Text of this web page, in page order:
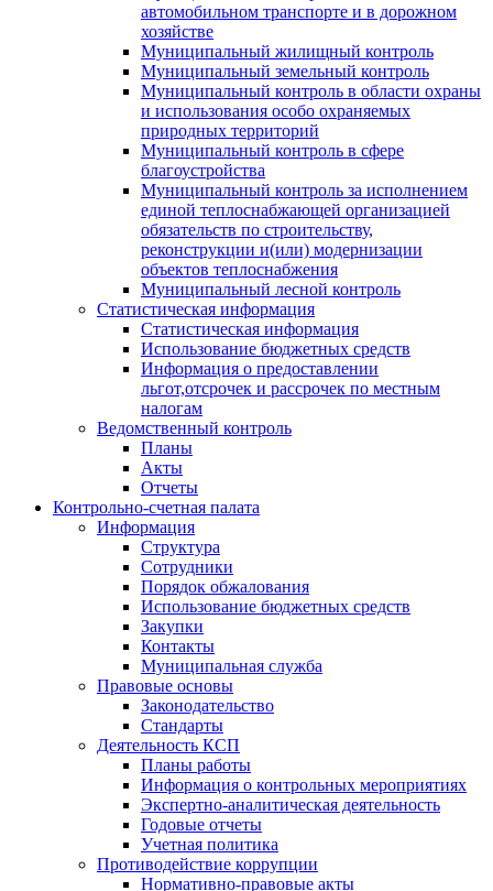
автомобильном транспорте и в дорожном
хозяйстве
Муниципальный жилищный контроль
Муниципальный земельный контроль
Муниципальный контроль в области охраны
и использования особо охраняемых
природных территорий
Муниципальный контроль в сфере
благоустройства
Муниципальный контроль за исполнением
единой теплоснабжающей организацией
обязательств по строительству,
реконструкции и(или) модернизации
объектов теплоснабжения
Муниципальный лесной контроль
Статистическая информация
Статистическая информация
Использование бюджетных средств
Информация о предоставлении
льгот,отсрочек и рассрочек по местным
налогам
Ведомственный контроль
Планы
Акты
Отчеты
Контрольно-счетная палата
Информация
Структура
Сотрудники
Порядок обжалования
Использование бюджетных средств
Закупки
Контакты
Муниципальная служба
Правовые основы
Законодательство
Стандарты
Деятельность КСП
Планы работы
Информация о контрольных мероприятиях
Экспертно-аналитическая деятельность
Годовые отчеты
Учетная политика
Противодействие коррупции
Нормативно-правовые акты